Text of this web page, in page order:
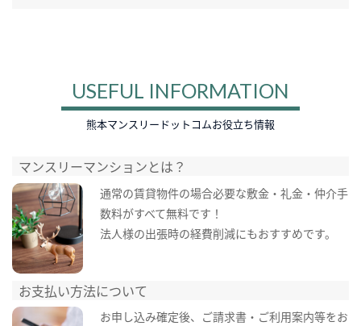
USEFUL INFORMATION
熊本マンスリードットコムお役立ち情報
マンスリーマンションとは？
通常の賃貸物件の場合必要な敷金・礼金・仲介手
数料がすべて無料です！
法人様の出張時の経費削減にもおすすめです。
お支払い方法について
お申し込み確定後、ご請求書・ご利用案内等をお